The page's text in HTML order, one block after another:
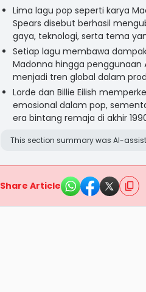
Lima lagu pop seperti karya
Spears disebut berhasil
gaya, teknologi, serta tema
Setiap lagu membawa
Madonna hingga
menjadi tren global dalam
Lorde dan Billie Eilish
emosional dalam pop,
era bintang remaja di akhir
This section summary was AI-
Share Article